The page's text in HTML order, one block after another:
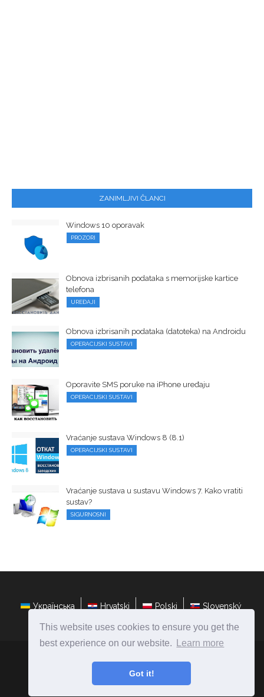
This website uses cookies to ensure you get the
best experience on our website.
Learn more
Got it!
ZANIMLJIVI ČLANCI
Windows 10 oporavak
PROZORI
Obnova izbrisanih podataka s memorijske kartice
telefona
UREĐAJI
Obnova izbrisanih podataka (datoteka) na Androidu
OPERACIJSKI SUSTAVI
Oporavite SMS poruke na iPhone uređaju
OPERACIJSKI SUSTAVI
Vraćanje sustava Windows 8 (8.1)
OPERACIJSKI SUSTAVI
Vraćanje sustava u sustavu Windows 7. Kako vratiti
sustav?
SIGURNOSNI
Українська Hrvatski Polski Slovenský
hr.ateasyday.com Ⓒ2026
Popravite i konfigurirajte računala vlastitim rukama!